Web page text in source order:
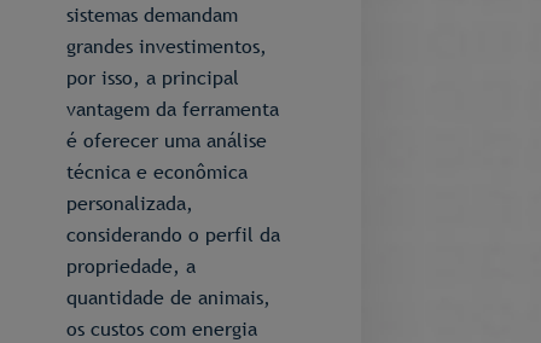
sistemas demandam
grandes investimentos,
por isso, a principal
vantagem da ferramenta
é oferecer uma análise
técnica e econômica
personalizada,
considerando o perfil da
propriedade, a
quantidade de animais,
os custos com energia